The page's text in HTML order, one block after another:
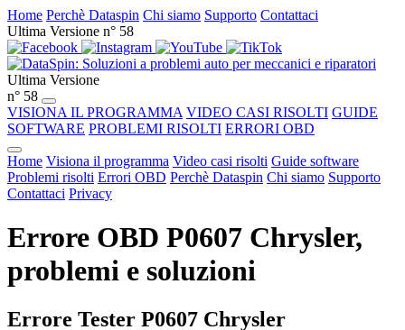
Home Perchè Dataspin Chi siamo Supporto Contattaci
Ultima Versione n° 58
Ultima Versione
n° 58
VISIONA IL PROGRAMMA VIDEO CASI RISOLTI GUIDE
SOFTWARE PROBLEMI RISOLTI ERRORI OBD
Home Visiona il programma Video casi risolti Guide software
Problemi risolti Errori OBD Perchè Dataspin Chi siamo Supporto
Contattaci Privacy
Errore OBD P0607 Chrysler,
problemi e soluzioni
Errore Tester P0607 Chrysler